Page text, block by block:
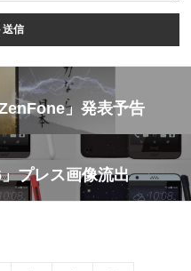
」発表予告
プレス画像流出